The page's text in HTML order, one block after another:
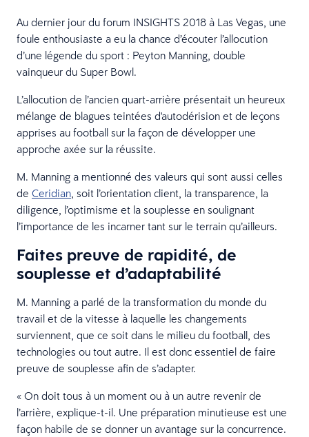
Au dernier jour du forum INSIGHTS 2018 à Las Vegas, une
foule enthousiaste a eu la chance d’écouter l’allocution
d’une légende du sport : Peyton Manning, double
vainqueur du Super Bowl.
L’allocution de l’ancien quart-arrière présentait un heureux
mélange de blagues teintées d'autodérision et de leçons
apprises au football sur la façon de développer une
approche axée sur la réussite.
M. Manning a mentionné des valeurs qui sont aussi celles
de Ceridian , soit l’orientation client, la transparence, la
diligence, l’optimisme et la souplesse en soulignant
l’importance de les incarner tant sur le terrain qu’ailleurs.
Faites preuve de rapidité, de
souplesse et d’adaptabilité
M. Manning a parlé de la transformation du monde du
travail et de la vitesse à laquelle les changements
surviennent, que ce soit dans le milieu du football, des
technologies ou tout autre. Il est donc essentiel de faire
preuve de souplesse afin de s’adapter.
« On doit tous à un moment ou à un autre revenir de
l’arrière, explique-t-il. Une préparation minutieuse est une
façon habile de se donner un avantage sur la concurrence.